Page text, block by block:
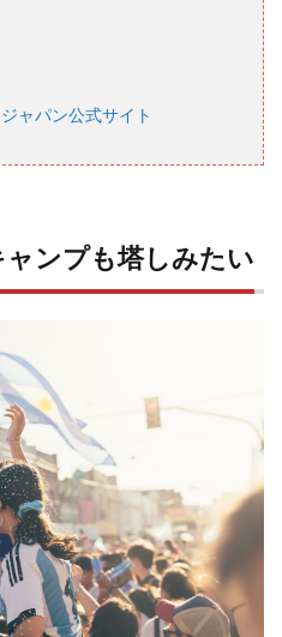
ャパン公式サイト
ンプも塔しみたい